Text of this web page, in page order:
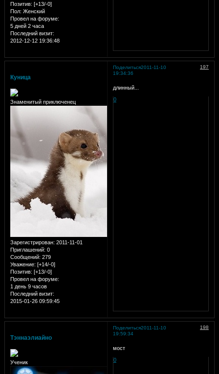
Позитив: [+13/-0]
Пол: Женский
Провел на форуме:
5 дней 2 часа
Последний визит:
2012-12-12 19:36:48
Поделиться 197
2011-11-10
19:34:36
Куница
Знаменитый приключенец
Зарегистрирован: 2011-11-01
Приглашений: 0
Сообщений: 279
Уважение: [+14/-0]
Позитив: [+13/-0]
Провел на форуме:
1 день 9 часов
Последний визит:
2015-01-26 09:59:45
длинный...
0
Поделиться 198
2011-11-10
19:59:34
Тэннаэлиайно
Ученик
мост
0